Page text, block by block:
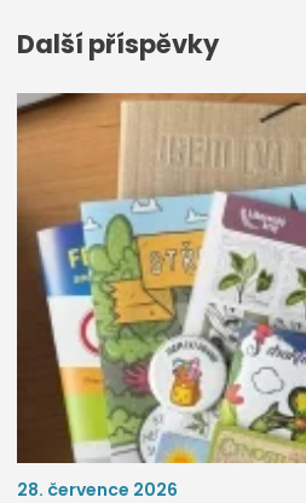
Další příspěvky
28. července 2026